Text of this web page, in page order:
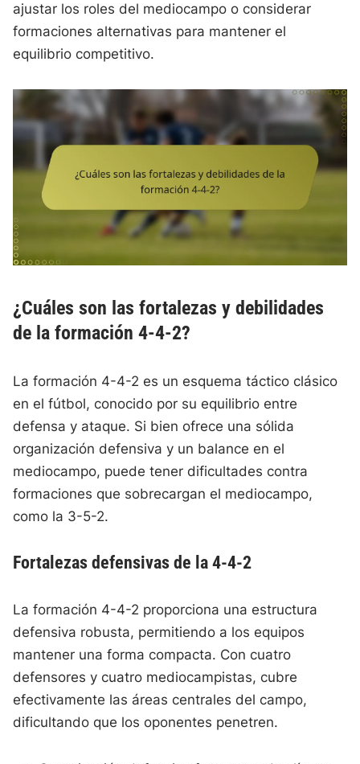
ajustar los roles del mediocampo o considerar
formaciones alternativas para mantener el
equilibrio competitivo.
¿Cuáles son las fortalezas y debilidades
de la formación 4-4-2?
La formación 4-4-2 es un esquema táctico clásico
en el fútbol, conocido por su equilibrio entre
defensa y ataque. Si bien ofrece una sólida
organización defensiva y un balance en el
mediocampo, puede tener dificultades contra
formaciones que sobrecargan el mediocampo,
como la 3-5-2.
Fortalezas defensivas de la 4-4-2
La formación 4-4-2 proporciona una estructura
defensiva robusta, permitiendo a los equipos
mantener una forma compacta. Con cuatro
defensores y cuatro mediocampistas, cubre
efectivamente las áreas centrales del campo,
dificultando que los oponentes penetren.